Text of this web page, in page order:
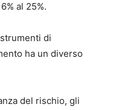
al 25%.
di
ha un diverso
del rischio, gli